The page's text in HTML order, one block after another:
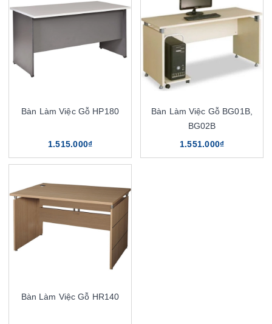
Bàn Làm Việc Gỗ HP180
1.515.000₫
Bàn Làm Việc Gỗ BG01B,
BG02B
1.551.000₫
Bàn Làm Việc Gỗ HR140